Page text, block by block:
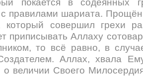
с правилами шариата.
который совершил грехи
приписывать Аллаху
то всё равно, в
Аллах, хвала
о величии Своего